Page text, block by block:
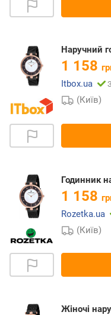
Наручний
1 158
Itbox.ua
(Київ)
Годинник
1 158
Rozetka.ua
(Київ)
Жіночі